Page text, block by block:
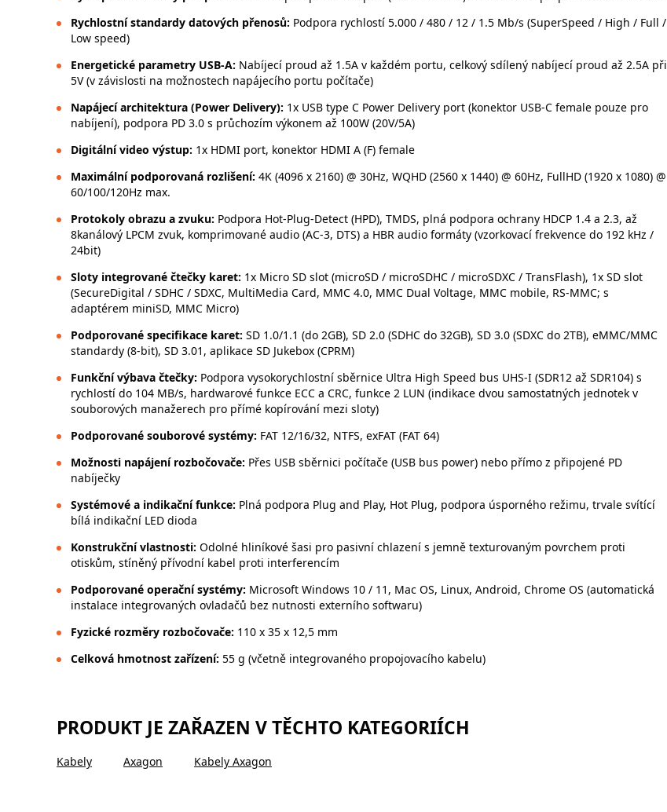
Rychlostní standardy datových přenosů: Podpora rychlostí 5.000 / 480 / 12 / 1.5 Mb/s (SuperSpeed / High / Full /
Low speed)
Energetické parametry USB-A: Nabíjecí proud až 1.5A v každém portu, celkový sdílený nabíjecí proud až 2.5A při
5V (v závislosti na možnostech napájecího portu počítače)
Napájecí architektura (Power Delivery): 1x USB type C Power Delivery port (konektor USB-C female pouze pro
nabíjení), podpora PD 3.0 s průchozím výkonem až 100W (20V/5A)
Digitální video výstup: 1x HDMI port, konektor HDMI A (F) female
Maximální podporovaná rozlišení: 4K (4096 x 2160) @ 30Hz, WQHD (2560 x 1440) @ 60Hz, FullHD (1920 x 1080) @
60/100/120Hz max.
Protokoly obrazu a zvuku: Podpora Hot-Plug-Detect (HPD), TMDS, plná podpora ochrany HDCP 1.4 a 2.3, až
8kanálový LPCM zvuk, komprimované audio (AC-3, DTS) a HBR audio formáty (vzorkovací frekvence do 192 kHz /
24bit)
Sloty integrované čtečky karet: 1x Micro SD slot (microSD / microSDHC / microSDXC / TransFlash), 1x SD slot
(SecureDigital / SDHC / SDXC, MultiMedia Card, MMC 4.0, MMC Dual Voltage, MMC mobile, RS-MMC; s
adaptérem miniSD, MMC Micro)
Podporované specifikace karet: SD 1.0/1.1 (do 2GB), SD 2.0 (SDHC do 32GB), SD 3.0 (SDXC do 2TB), eMMC/MMC
standardy (8-bit), SD 3.01, aplikace SD Jukebox (CPRM)
Funkční výbava čtečky: Podpora vysokorychlostní sběrnice Ultra High Speed bus UHS-I (SDR12 až SDR104) s
rychlostí do 104 MB/s, hardwarové funkce ECC a CRC, funkce 2 LUN (indikace dvou samostatných jednotek v
souborových manažerech pro přímé kopírování mezi sloty)
Podporované souborové systémy: FAT 12/16/32, NTFS, exFAT (FAT 64)
Možnosti napájení rozbočovače: Přes USB sběrnici počítače (USB bus power) nebo přímo z připojené PD
nabíječky
Systémové a indikační funkce: Plná podpora Plug and Play, Hot Plug, podpora úsporného režimu, trvale svítící
bílá indikační LED dioda
Konstrukční vlastnosti: Odolné hliníkové šasi pro pasivní chlazení s jemně texturovaným povrchem proti
otiskům, stíněný přívodní kabel proti interferencím
Podporované operační systémy: Microsoft Windows 10 / 11, Mac OS, Linux, Android, Chrome OS (automatická
instalace integrovaných ovladačů bez nutnosti externího softwaru)
Fyzické rozměry rozbočovače: 110 x 35 x 12,5 mm
Celková hmotnost zařízení: 55 g (včetně integrovaného propojovacího kabelu)
PRODUKT JE ZAŘAZEN V TĚCHTO KATEGORIÍCH
Kabely Axagon Kabely Axagon